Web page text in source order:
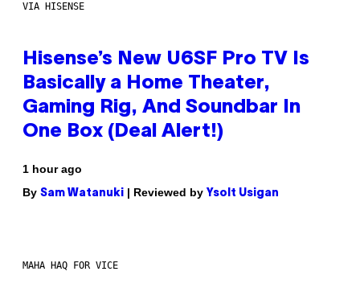
VIA HISENSE
Hisense’s New U6SF Pro TV Is
Basically a Home Theater,
Gaming Rig, And Soundbar In
One Box (Deal Alert!)
1 hour ago
By Sam Watanuki | Reviewed by Ysolt Usigan
MAHA HAQ FOR VICE